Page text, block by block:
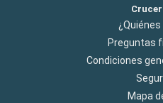
Preguntas
Condiciones
Mapa